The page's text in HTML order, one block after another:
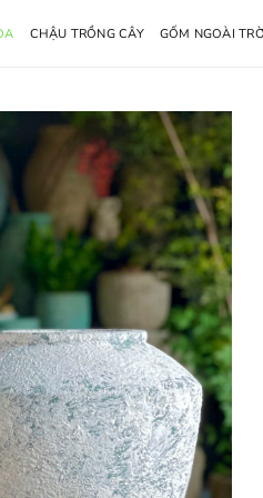
CHẬU TRỒNG CÂY GỐM NGOÀI